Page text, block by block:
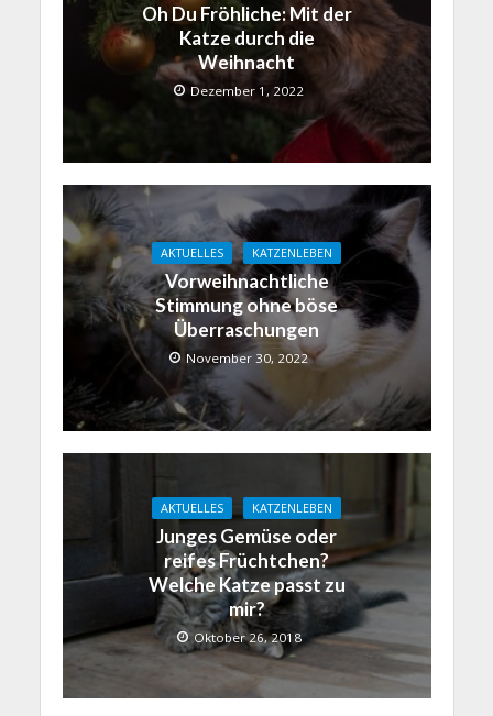
Oh Du Fröhliche: Mit der
Katze durch die
Weihnacht
Dezember 1, 2022
AKTUELLES KATZENLEBEN
Vorweihnachtliche
Stimmung ohne böse
Überraschungen
November 30, 2022
AKTUELLES KATZENLEBEN
Junges Gemüse oder
reifes Früchtchen?
Welche Katze passt zu
mir?
Oktober 26, 2018